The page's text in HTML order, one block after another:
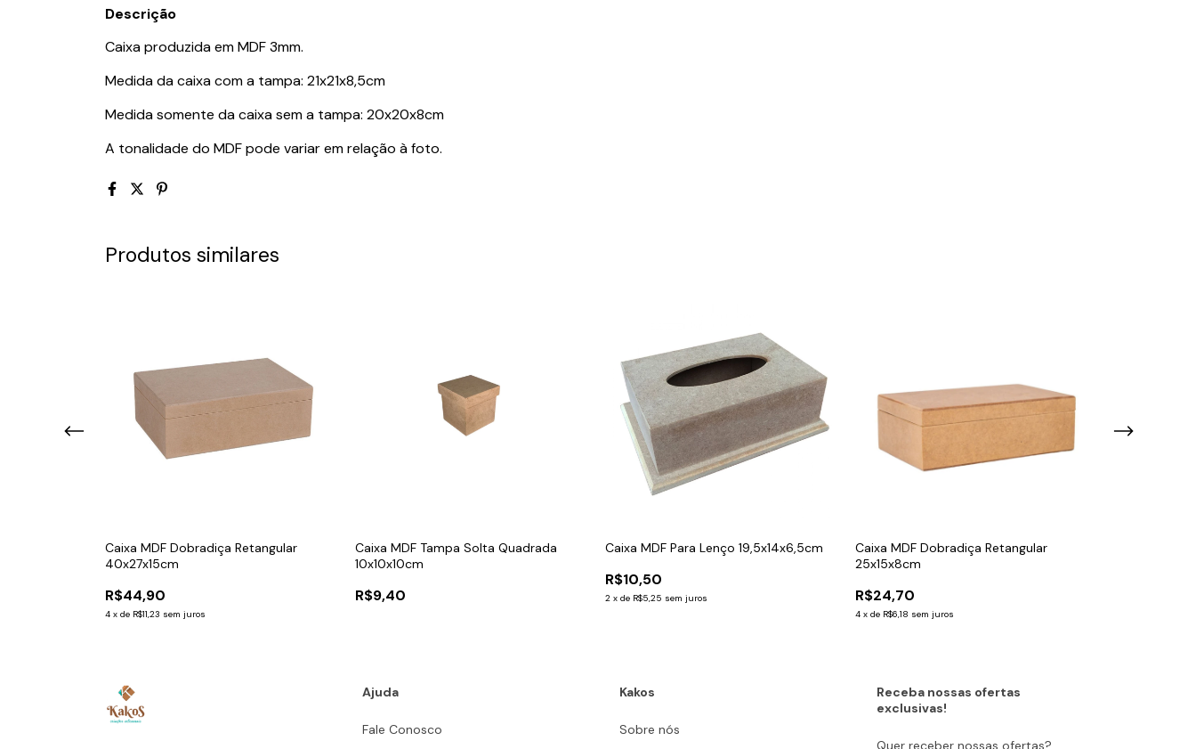
Descrição
Caixa produzida em MDF 3mm.
Medida da caixa com a tampa: 21x21x8,5cm
Medida somente da caixa sem a tampa: 20x20x8cm
A tonalidade do MDF pode variar em relação à foto.
Produtos similares
Caixa MDF Dobradiça Retangular
40x27x15cm
R$44,90
4 x de R$11,23 sem juros
Caixa MDF Tampa Solta Quadrada
10x10x10cm
R$9,40
Caixa MDF Para Lenço 19,5x14x6,5cm
R$10,50
2 x de R$5,25 sem juros
Caixa MDF Dobradiça Retangular
25x15x8cm
R$24,70
4 x de R$6,18 sem juros
Ajuda
Fale Conosco
Kakos
Sobre nós
Receba nossas ofertas
exclusivas!
Quer receber nossas ofertas?